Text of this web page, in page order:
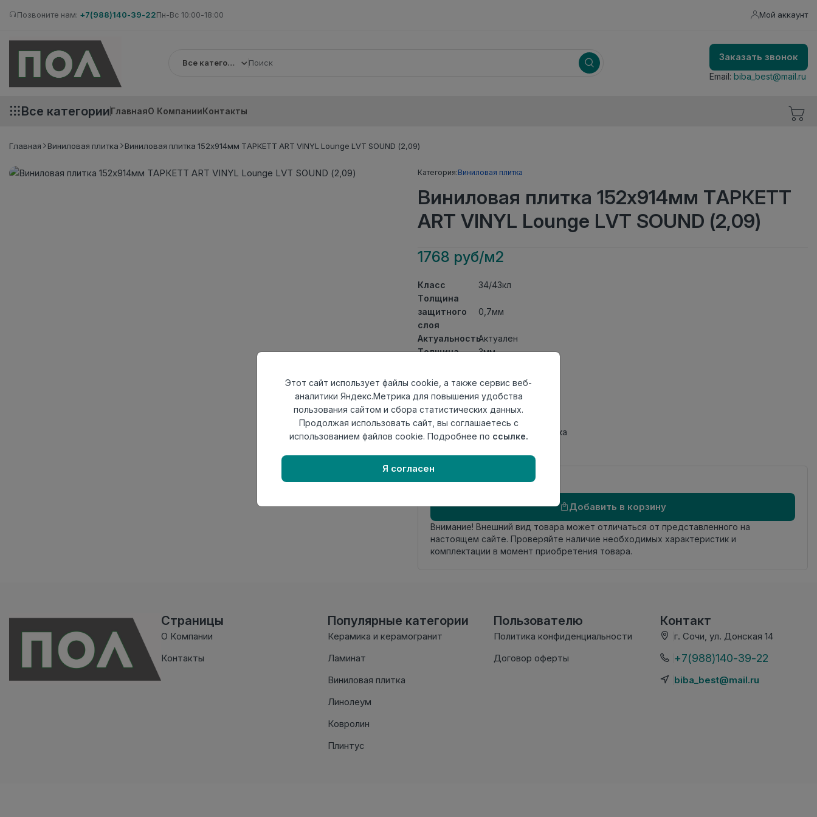
Позвоните нам: +7(988)140-39-22Пн-Вс 10:00-18:00 Мой аккаунт
Все категории
Заказать звонок
Email: biba_best@mail.ru
Все категорииГлавнаяО КомпанииКонтакты
Главная Виниловая плитка Виниловая плитка 152x914мм ТАРКЕТТ ART VINYL Lounge LVT SOUND (2,09)
Категория:Виниловая плитка
Виниловая плитка 152x914мм ТАРКЕТТ
ART VINYL Lounge LVT SOUND (2,09)
1768 руб/м2
Класс
34/43кл
Толщина
защитного
слоя
0,7мм
АктуальностьАктуален
Толщина
3мм
доски
до +27 градусов
укладки
На клей
Фаска
4-х сторонняя фаска
происхождения
Осталось76 упак
Добавить в корзину
Внимание! Внешний вид товара может отличаться от представленного на
настоящем сайте. Проверяйте наличие необходимых характеристик и
комплектации в момент приобретения товара.
Страницы
О Компании
Контакты
Популярные категории
Керамика и керамогранит
Ламинат
Виниловая плитка
Линолеум
Ковролин
Плинтус
Пользователю
Политика конфиденциальности
Договор оферты
Контакт
г. Сочи, ул. Донская 14
+7(988)140-39-22
biba_best@mail.ru
Этот сайт использует файлы cookie, а также сервис веб-
аналитики Яндекс.Метрика для повышения удобства
пользования сайтом и сбора статистических данных.
Продолжая использовать сайт, вы соглашаетесь с
использованием файлов cookie. Подробнее по ссылке.
Я согласен